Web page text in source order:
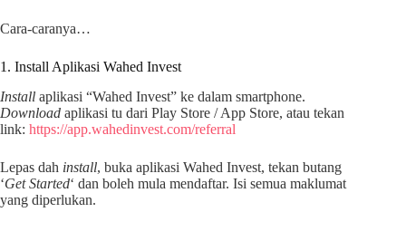
Cara-caranya…
1. Install Aplikasi Wahed Invest
Install aplikasi “Wahed Invest” ke dalam smartphone.
Download aplikasi tu dari Play Store / App Store, atau tekan
link: https://app.wahedinvest.com/referral
Lepas dah install, buka aplikasi Wahed Invest, tekan butang
‘Get Started‘ dan boleh mula mendaftar. Isi semua maklumat
yang diperlukan.